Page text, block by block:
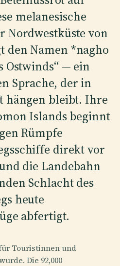
melanesische
Nordwestküste von
den Namen *nagho
Ostwinds“ — ein
Sprache, der in
hängen bleibt. Ihre
Islands beginnt
Rümpfe
direkt vor
die Landebahn
Schlacht des
heute
abfertigt.
Touristinnen und
Die 92,000